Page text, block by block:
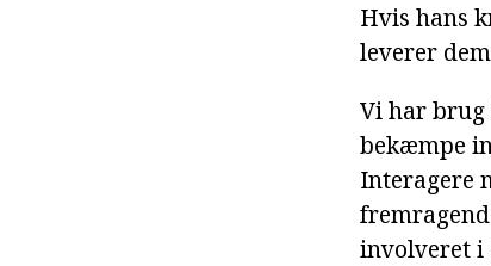
Hvis hans
leverer
Vi har brug
bekæmpe
Interagere
involveret i